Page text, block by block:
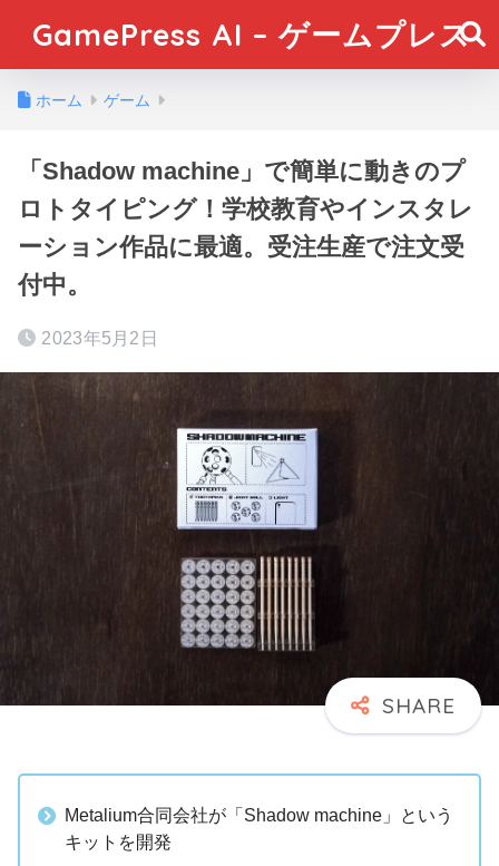
GamePress AI – ゲームプレス
ホーム ゲーム
「Shadow machine」で簡単に動きのプ
ロトタイピング！学校教育やインスタレ
ーション作品に最適。受注生産で注文受
付中。
2023年5月2日
Metalium合同会社が「Shadow machine」という
キットを開発